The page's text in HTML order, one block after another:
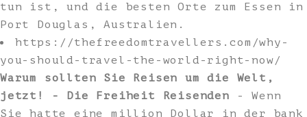
tun ist, und die besten Orte zum Essen in
Port Douglas, Australien.
https://thefreedomtravellers.com/why-
you-should-travel-the-world-right-now/
Warum sollten Sie Reisen um die Welt,
jetzt! - Die Freiheit Reisenden - Wenn
Sie hatte eine million Dollar in der bank